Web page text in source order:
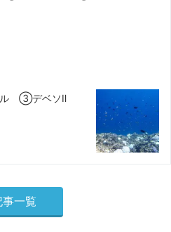
③デベソⅡ
事一覧